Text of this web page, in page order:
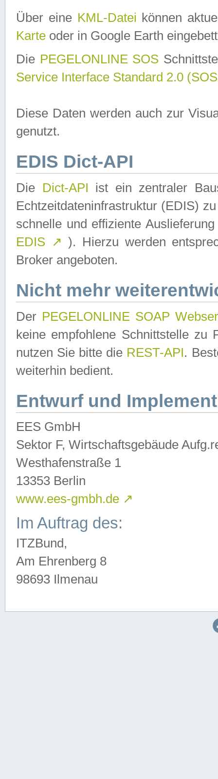
Über eine KML-Datei können
Karte oder in Google Earth
Die PEGELONLINE SOS
Service Interface Standard 2.0
Diese Daten werden auch zur
genutzt.
EDIS Dict-API
Die Dict-API ist ein zentraler
Echtzeitdateninfrastruktur (EDIS)
schnelle und effiziente
EDIS ↗ ). Hierzu werden
Broker angeboten.
Nicht mehr
Der PEGELONLINE SOAP
keine empfohlene Schnittstelle zu
nutzen Sie bitte die REST-API.
weiterhin bedient.
Entwurf und
EES GmbH
Sektor F, Wirtschaftsgebäude
Westhafenstraße 1
13353 Berlin
www.ees-gmbh.de ↗
Im Auftrag des:
ITZBund,
Am Ehrenberg 8
98693 Ilmenau